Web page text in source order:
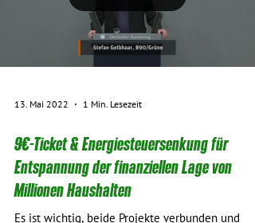
Load video
13. Mai 2022 1 Min. Lesezeit
9€-Ticket & Energiesteuersenkung für
Entspannung der finanziellen Lage von